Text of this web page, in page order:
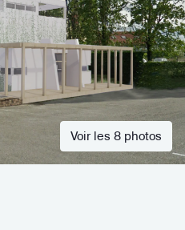
Voir les 8 photos